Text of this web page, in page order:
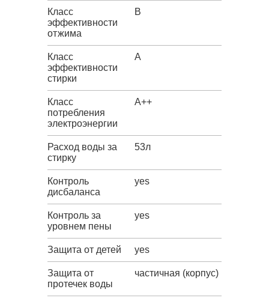
Класс
эффективности
отжима
B
Класс
эффективности
стирки
A
Класс
потребления
электроэнергии
A++
Расход воды за
стирку
53л
Контроль
дисбаланса
yes
Контроль за
уровнем пены
yes
Защита от детей yes
Защита от
протечек воды
частичная (корпус)